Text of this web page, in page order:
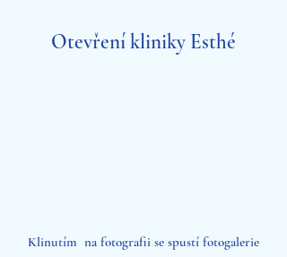
Otevření kliniky Esthé
Klinutím na fotografii se spustí fotogalerie